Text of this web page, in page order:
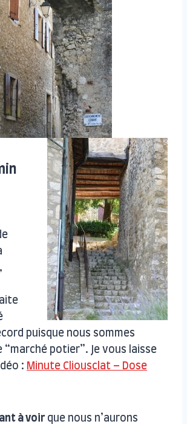
puisque nous sommes
“marché potier”. Je vous laisse
: Minute Cliousclat – Dose
à voirque nous n’aurons